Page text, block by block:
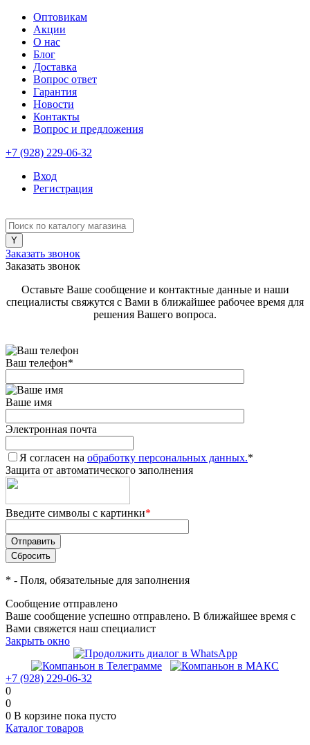
Оптовикам
Акции
О нас
Блог
Доставка
Вопрос ответ
Гарантия
Новости
Контакты
Вопрос и предложения
+7 (928) 229-06-32
Вход
Регистрация
Заказать звонок
Заказать звонок
Оставьте Ваше сообщение и контактные данные и наши
специалисты свяжутся с Вами в ближайшее рабочее время для
решения Вашего вопроса.
Ваш телефон*
Ваше имя
Электронная почта
Я согласен на обработку персональных данных.*
Защита от автоматического заполнения
Введите символы с картинки*
* - Поля, обязательные для заполнения
Сообщение отправлено
Ваше сообщение успешно отправлено. В ближайшее время с
Вами свяжется наш специалист
Закрыть окно
+7 (928) 229-06-32
0
0
0 В корзине пока пусто
Каталог товаров